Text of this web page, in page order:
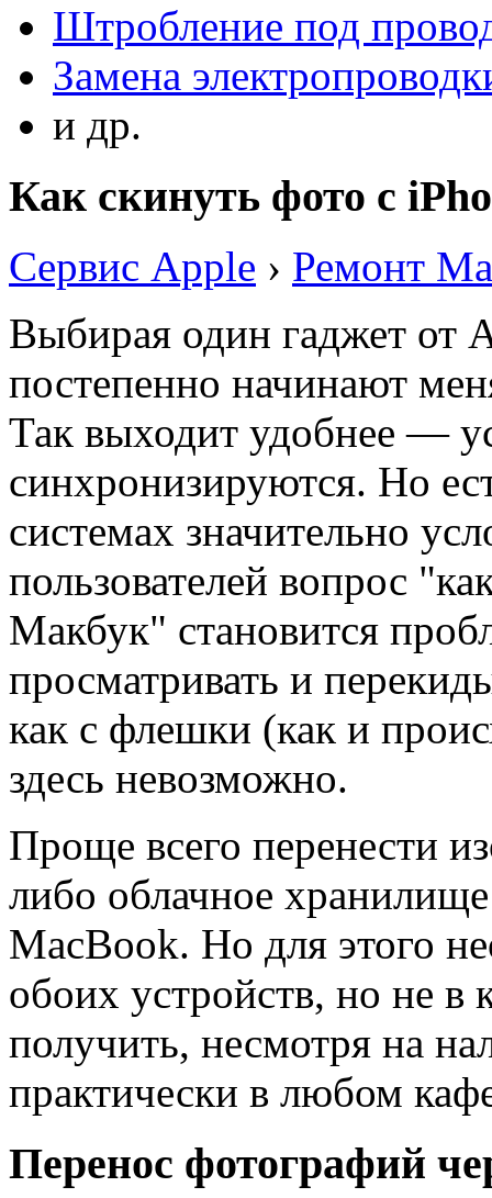
Штробление под
Замена
и др.
Как скинуть фото с
Сервис Apple › Ремонт
Выбирая один гаджет от
постепенно начинают
Так выходит удобнее —
синхронизируются. Но
системах значительно
пользователей вопрос
Макбук" становится
просматривать и
как с флешки (как и
здесь невозможно.
Проще всего перенести
либо облачное
MacBook. Но для этого
обоих устройств, но не
получить, несмотря на
практически в любом
Перенос фотографий